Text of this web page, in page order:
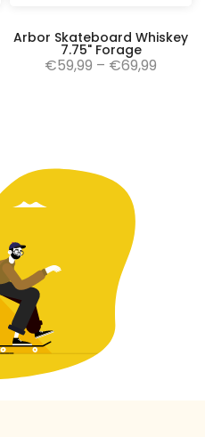
Arbor Skateboard Whiskey
7.75" Forage
€59,99 – €69,99